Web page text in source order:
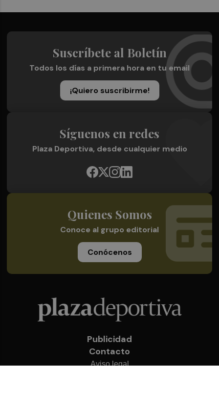
Suscríbete al Boletín
Todos los días a primera hora en tu email
¡Quiero suscribirme!
Síguenos en redes
Plaza Deportiva, desde cualquier medio
Quienes Somos
Conoce al grupo editorial
Conócenos
Publicidad
Contacto
Aviso legal